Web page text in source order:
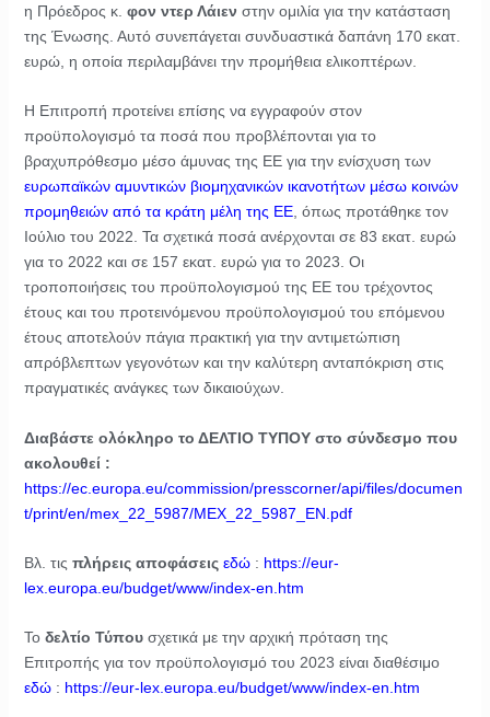
η Πρόεδρος κ. φον ντερ Λάιεν στην ομιλία για την κατάσταση
της Ένωσης. Αυτό συνεπάγεται συνδυαστικά δαπάνη 170 εκατ.
ευρώ, η οποία περιλαμβάνει την προμήθεια ελικοπτέρων.
Η Επιτροπή προτείνει επίσης να εγγραφούν στον
προϋπολογισμό τα ποσά που προβλέπονται για το
βραχυπρόθεσμο μέσο άμυνας της ΕΕ για την ενίσχυση των
ευρωπαϊκών αμυντικών βιομηχανικών ικανοτήτων μέσω κοινών
προμηθειών από τα κράτη μέλη της ΕΕ, όπως προτάθηκε τον
Ιούλιο του 2022. Τα σχετικά ποσά ανέρχονται σε 83 εκατ. ευρώ
για το 2022 και σε 157 εκατ. ευρώ για το 2023. Οι
τροποποιήσεις του προϋπολογισμού της ΕΕ του τρέχοντος
έτους και του προτεινόμενου προϋπολογισμού του επόμενου
έτους αποτελούν πάγια πρακτική για την αντιμετώπιση
απρόβλεπτων γεγονότων και την καλύτερη ανταπόκριση στις
πραγματικές ανάγκες των δικαιούχων.
Διαβάστε ολόκληρο το ΔΕΛΤΙΟ ΤΥΠΟΥ στο σύνδεσμο που
ακολουθεί :
https://ec.europa.eu/commission/presscorner/api/files/documen
t/print/en/mex_22_5987/MEX_22_5987_EN.pdf
Βλ. τις πλήρεις αποφάσεις εδώ : https://eur-
lex.europa.eu/budget/www/index-en.htm
Το δελτίο Τύπουσχετικά με την αρχική πρόταση της
Επιτροπής για τον προϋπολογισμό του 2023 είναι διαθέσιμο
εδώ : https://eur-lex.europa.eu/budget/www/index-en.htm